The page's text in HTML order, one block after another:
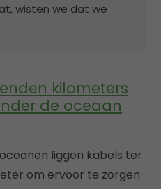
wisten we dat we
kilometers
de oceaan
liggen kabels ter
om ervoor te zorgen